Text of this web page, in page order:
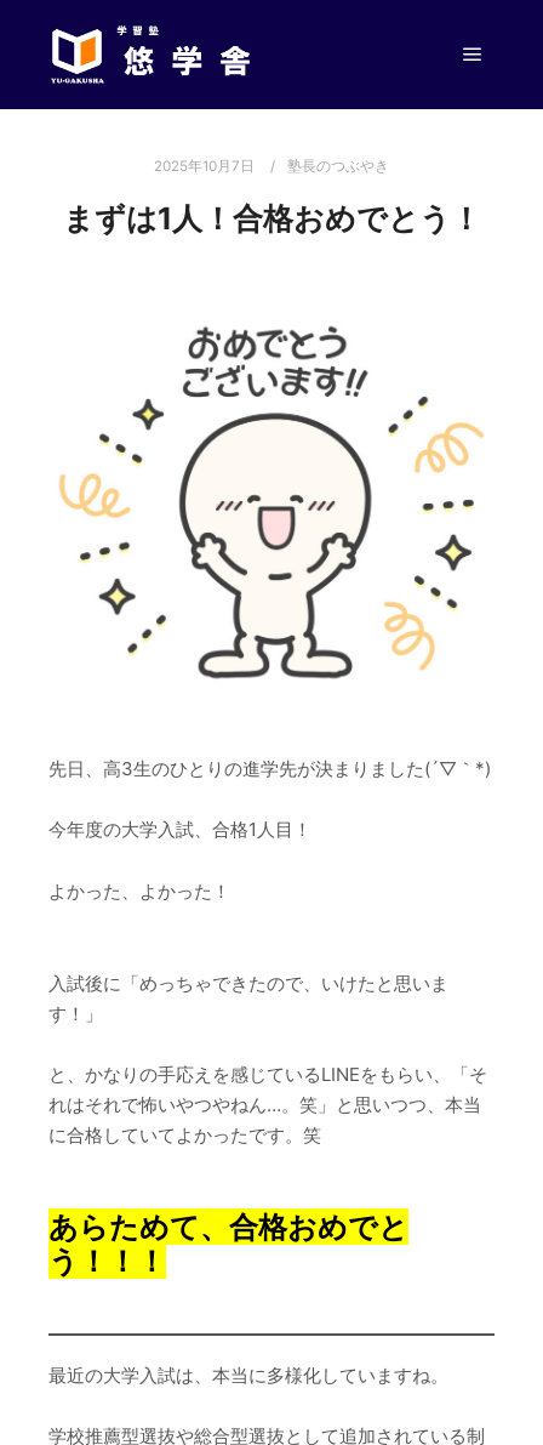
2025年10月7日 塾長のつぶやき
まずは1人！合格おめでとう！
先日、高3生のひとりの進学先が決まりました(´▽｀*)
今年度の大学入試、合格1人目！
よかった、よかった！
入試後に「めっちゃできたので、いけたと思いま
す！」
と、かなりの手応えを感じているLINEをもらい、「そ
れはそれで怖いやつやねん…。笑」と思いつつ、本当
に合格していてよかったです。笑
あらためて、合格おめでと
う！！！
最近の大学入試は、本当に多様化していますね。
学校推薦型選抜や総合型選抜として追加されている制